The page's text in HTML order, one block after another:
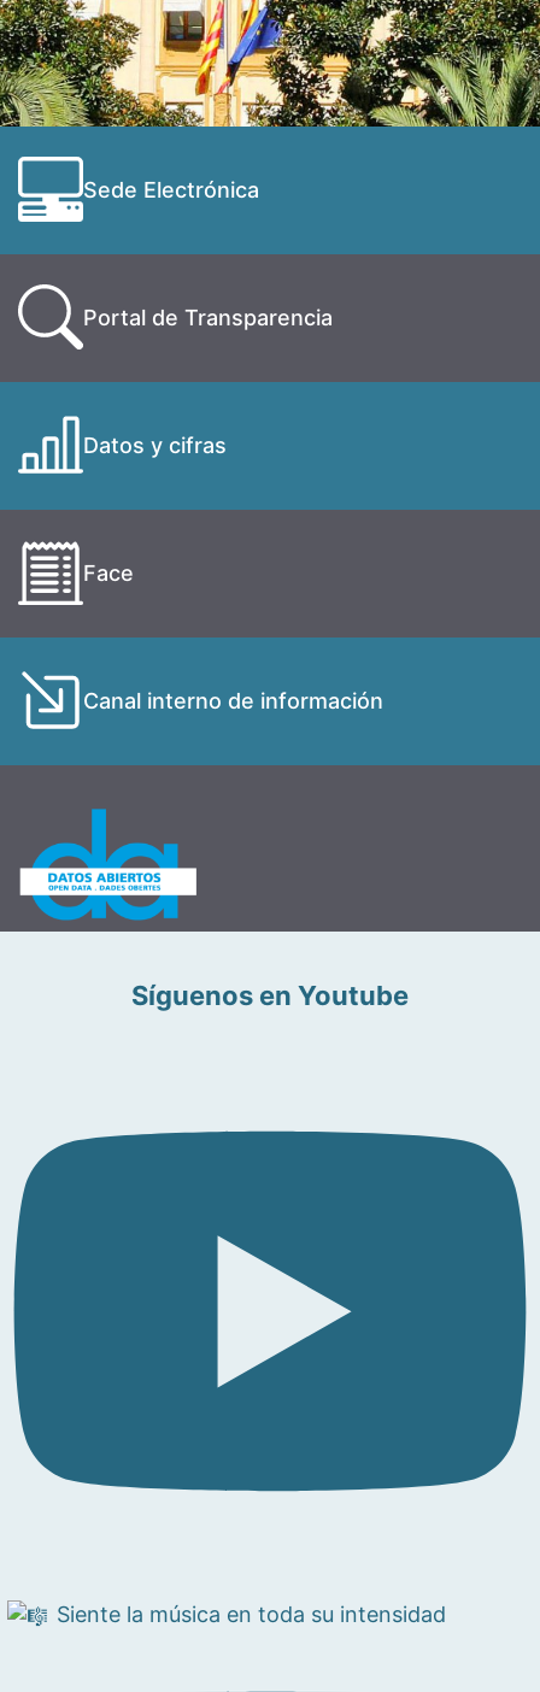
Sede Electrónica
Portal de Transparencia
Datos y cifras
Face
Canal interno de información
Síguenos en Youtube
Siente la música en toda su intensidad